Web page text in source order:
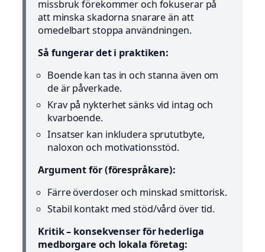
missbruk förekommer och fokuserar på
att minska skadorna snarare än att
omedelbart stoppa användningen.
Så fungerar det i praktiken:
Boende kan tas in och stanna även om
de är påverkade.
Krav på nykterhet sänks vid intag och
kvarboende.
Insatser kan inkludera sprututbyte,
naloxon och motivationsstöd.
Argument för (förespråkare):
Färre överdoser och minskad smittorisk.
Stabil kontakt med stöd/vård över tid.
Kritik – konsekvenser för hederliga
medborgare och lokala företag: